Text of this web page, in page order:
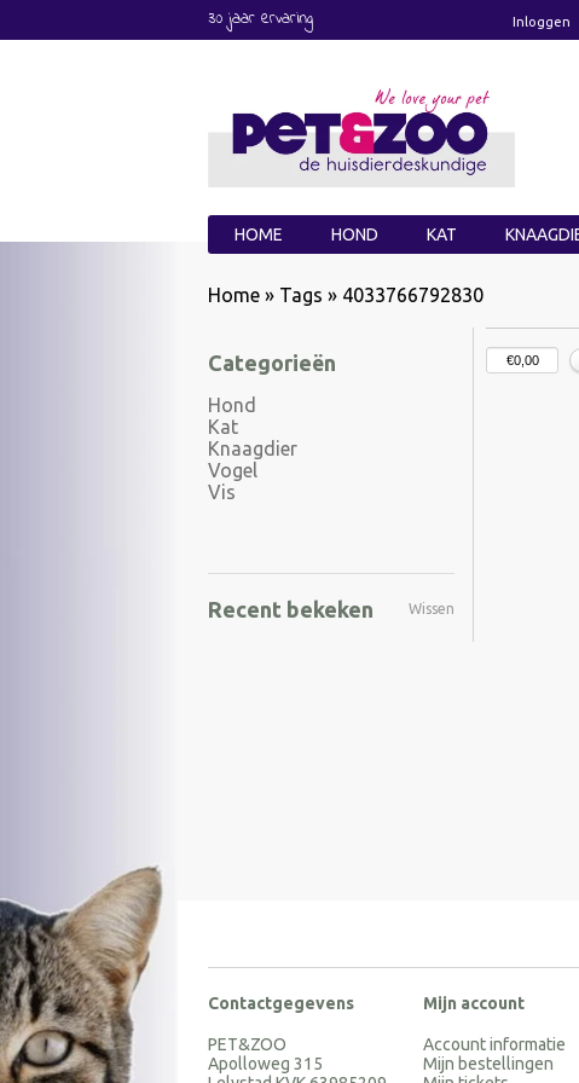
30 jaar ervaring Inloggen
HOME HOND KAT
Home » Tags » 4033766792830
Categorieën
Hond
Kat
Knaagdier
Vogel
Vis
Recent bekeken Wissen
Contactgegevens
PET&ZOO
Apolloweg 315
Mijn account
Account informatie
Mijn bestellingen